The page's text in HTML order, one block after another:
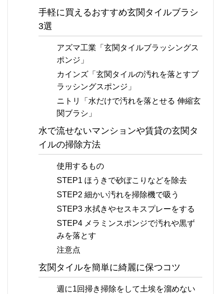
手軽に買えるおすすめ玄関タイルブラシ
3選
アズマ工業「玄関タイルブラッシングス
ポンジ」
カインズ「玄関タイルの汚れを落とすブ
ラッシングスポンジ」
ニトリ「水だけで汚れを落とせる 伸縮玄
関ブラシ」
水で流せないマンションや賃貸の玄関タ
イルの掃除方法
使用するもの
STEP1 ほうきで砂ぼこりなどを除去
STEP2 細かい汚れを掃除機で吸う
STEP3 水拭きやセスキスプレーをする
STEP4 メラミンスポンジで汚れや黒ず
みを落とす
注意点
玄関タイルを簡単に綺麗に保つコツ
週に1回掃き掃除をして土埃を溜めない